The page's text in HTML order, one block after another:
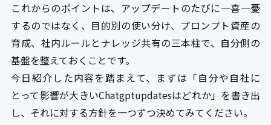
これからのポイントは、アップデートのたびに一喜一憂
するのではなく、目的別の使い分け、プロンプト資産の
育成、社内ルールとナレッジ共有の三本柱で、自分側の
基盤を整えておくことです。
今日紹介した内容を踏まえて、まずは「自分や自社に
とって影響が大きいChatgptupdatesはどれか」を書き出
し、それに対する方針を一つずつ決めてみてください。